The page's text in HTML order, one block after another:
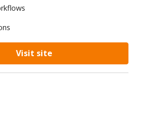
Visit site